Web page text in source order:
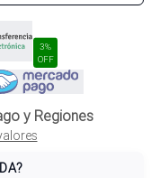
3%
OFF
y Regiones